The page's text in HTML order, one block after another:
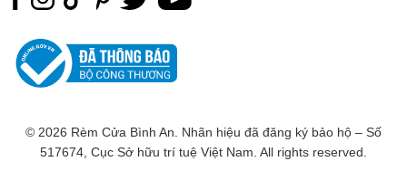
© 2026 Rèm Cửa Bình An. Nhãn hiệu đã đăng ký bảo hộ – Số
517674, Cục Sở hữu trí tuệ Việt Nam. All rights reserved.